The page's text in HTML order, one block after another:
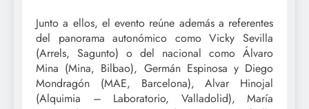
Junto a ellos, el evento reúne además a referentes
del panorama autonómico como Vicky Sevilla
(Arrels, Sagunto) o del nacional como Álvaro
Mina (Mina, Bilbao), Germán Espinosa y Diego
Mondragón (MAE, Barcelona), Alvar Hinojal
(Alquimia – Laboratorio, Valladolid), María